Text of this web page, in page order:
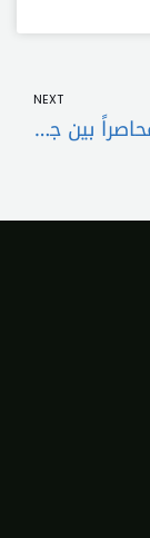
NEXT
“حزب الله” محاصراً بين جبهتين … هل تُكمل إسرائيل الحرب؟